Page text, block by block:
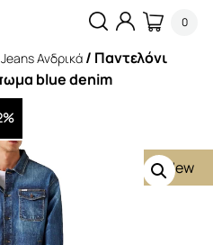
0
Jeans Ανδρικά / Παντελόνι
blue denim
New